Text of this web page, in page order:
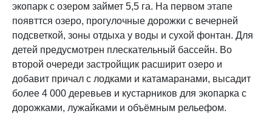
экопарк с озером займет 5,5 га. На первом этапе
появттся озеро, прогулочные дорожки с вечерней
подсветкой, зоны отдыха у воды и сухой фонтан. Для
детей предусмотрен плескательный бассейн. Во
второй очереди застройщик расширит озеро и
добавит причал с лодками и катамаранами, высадит
более 4 000 деревьев и кустарников для экопарка с
дорожками, лужайками и объёмным рельефом.